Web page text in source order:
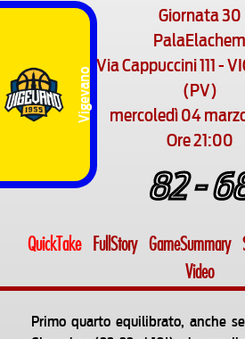
Vigevano
Giornata 30
PalaElachem
Via Cappuccini 111 -
(PV)
mercoledì 04
Ore 21:00
82 -
QuickTake FullStory GameSummary
Video
Primo quarto equilibrato, anche